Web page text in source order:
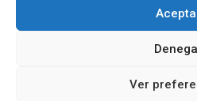
Ver
Copyright Colegio Oficial de